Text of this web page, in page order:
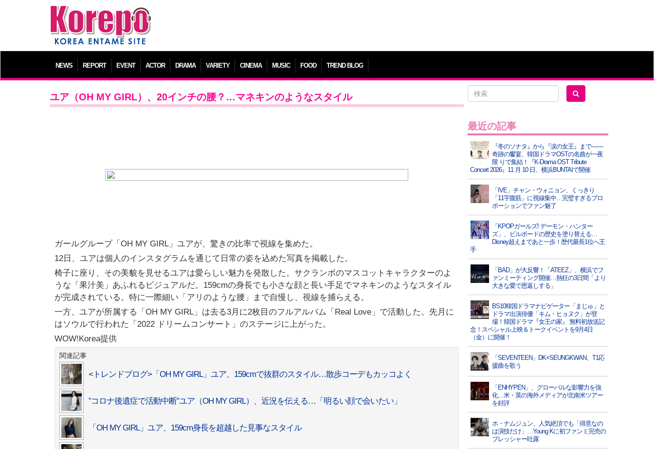
NEWS REPORT EVENT ACTOR DRAMA VARIETY CINEMA MUSIC FOOD TREND BLOG
ユア（OH MY GIRL）、20インチの腰？…マネキンのようなスタイル
ガールグループ「OH MY GIRL」ユアが、驚きの比率で視線を集めた。
12日、ユアは個人のインスタグラムを通じて日常の姿を込めた写真を掲載した。
椅子に座り、その美貌を見せるユアは愛らしい魅力を発散した。サクランボのマスコットキャラクターのよ
うな「果汁美」あふれるビジュアルだ。159cmの身長でも小さな顔と長い手足でマネキンのようなスタイル
が完成されている。特に一際細い「アリのような腰」まで自慢し、視線を捕らえる。
一方、ユアが所属する「OH MY GIRL」は去る3月に2枚目のフルアルバム「Real Love」で活動した。先月に
はソウルで行われた「2022 ドリームコンサート」のステージに上がった。
WOW!Korea提供
関連記事
<トレンドブログ>「OH MY GIRL」ユア、159cmで抜群のスタイル…散歩コーデもカッコよく
”コロナ後遺症で活動中断”ユア（OH MY GIRL）、近況を伝える…「明るい顔で会いたい」
「OH MY GIRL」ユア、159cm身長を超越した見事なスタイル
最近の記事
『冬のソナタ』から『涙の女王』まで――
奇跡の饗宴、韓国ドラマOSTの名曲が一夜
限 りで集結！『K-Drama OST Tribute
Concert 2026』11 月 10 日、横浜BUNTAIで開催
「IVE」チャン・ウォニョン、くっきり
「11字腹筋」に視線集中…完璧すぎるプロ
ポーションでファン魅了
「KPOPガールズ! デーモン・ハンター
ズ」、ビルボードの歴史を塗り替える…
Disney超えまであと一歩！歴代最長1位へ王
手
「BAD」が大反響！「ATEEZ」、横浜でフ
ァンミーティング開催…熱狂の3日間「より
大きな愛で恩返しする」
BS10韓国ドラマナビゲーター「まじゅ」と
ドラマ出演俳優「キム・ヒョヌク」が登
場！韓国ドラマ『女王の家』 無料初放送記
念！スペシャル上映＆トークイベントを9月4日
（金）に開催！
「SEVENTEEN」DK×SEUNGKWAN、T1応
援曲を歌う
「ENHYPEN」、グローバルな影響力を強
化…米・英の海外メディアが北南米ツアー
を好評
ホ・ナムジュン、人気絶頂でも「得意なの
は演技だけ」…Young Kに初ファンミ完売の
プレッシャー吐露